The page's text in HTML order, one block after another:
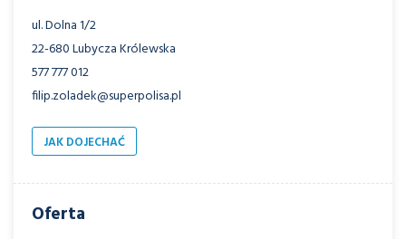
ul. Dolna 1/2
22-680 Lubycza Królewska
577 777 012
filip.zoladek@superpolisa.pl
JAK DOJECHAĆ
Oferta